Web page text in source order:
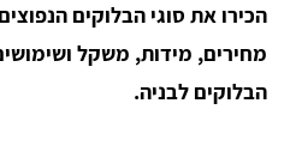
הכירו את סוגי הבלוקים
מחירים, מידות, משקל
הבלוקים לבניה.